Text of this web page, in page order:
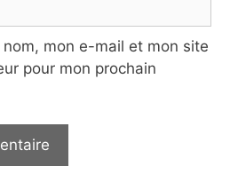
nom, mon e-mail et mon site
pour mon prochain